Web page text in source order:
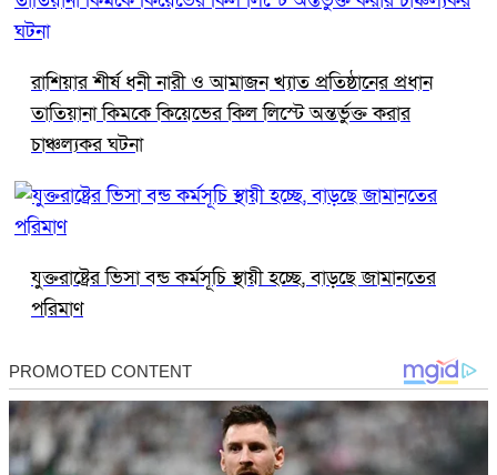
রাশিয়ার শীর্ষ ধনী নারী ও আমাজন খ্যাত প্রতিষ্ঠানের প্রধান
তাতিয়ানা কিমকে কিয়েভের কিল লিস্টে অন্তর্ভুক্ত করার
চাঞ্চল্যকর ঘটনা
যুক্তরাষ্ট্রের ভিসা বন্ড কর্মসূচি স্থায়ী হচ্ছে, বাড়ছে জামানতের
পরিমাণ